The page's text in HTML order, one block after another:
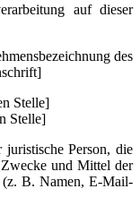
auf dieser
des
Stelle]
Stelle]
Person, die
und Mittel der
(z. B. Namen, E-Mail-